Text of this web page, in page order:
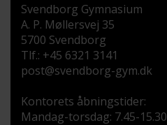
Svendborg Gymnasium
A. P. Møllersvej 35
5700 Svendborg
Tlf.: +45 6321 3141
post@svendborg-gym.dk
Kontorets åbningstider:
Mandag-torsdag: 7.45-15.30